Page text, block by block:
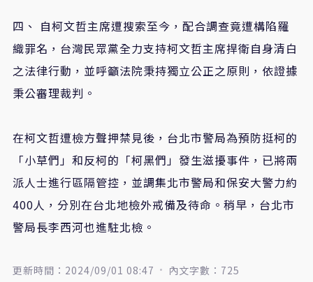
四、 自柯文哲主席遭搜索至今，配合調查竟遭構陷羅
織罪名，台灣民眾黨全力支持柯文哲主席捍衛自身清白
之法律行動，並呼籲法院秉持獨立公正之原則，依證據
秉公審理裁判。
在柯文哲遭檢方聲押禁見後，台北市警局為預防挺柯的
「小草們」和反柯的「柯黑們」發生滋擾事件，已將兩
派人士進行區隔管控，並調集北市警局和保安大警力約
400人，分別在台北地檢外戒備及待命。稍早，台北市
警局長李西河也進駐北檢。
更新時間：2024/09/01 08:47 內文字數：725